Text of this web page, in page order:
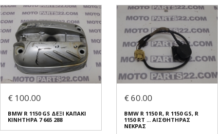
€ 100.00
BMW R 1150 GS ΔΕΞΙ ΚΑΠΑΚΙ
ΚΙΝΗΤΗΡΑ 7 665 288
€ 60.00
BMW R 1150 R, R 1150 GS, R
1150 RT ... ΑΙΣΘΗΤΗΡΑΣ
ΝΕΚΡΑΣ